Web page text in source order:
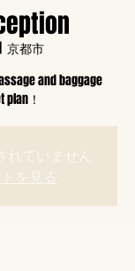
京都市
and baggage
plan！
れていません
を見る